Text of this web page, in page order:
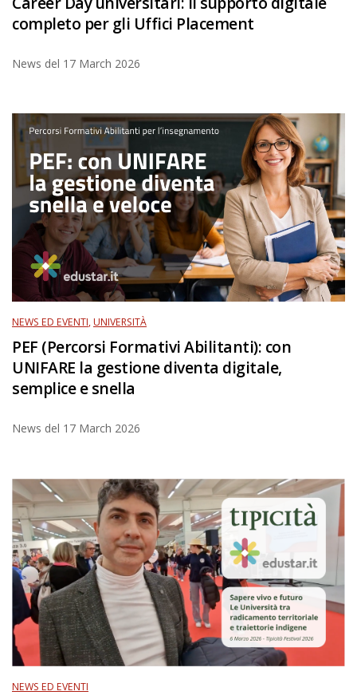
completo per gli Uffici Placement
News del 17 March 2026
NEWS ED EVENTI,UNIVERSITÀ
PEF (Percorsi Formativi Abilitanti): con
UNIFARE la gestione diventa digitale,
semplice e snella
News del 17 March 2026
NEWS ED EVENTI